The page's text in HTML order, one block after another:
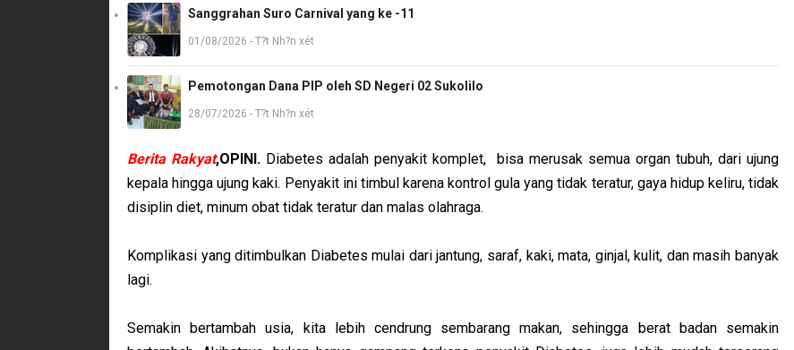
Sanggrahan Suro Carnival yang ke -11
01/08/2026 - T?t Nh?n xét
Pemotongan Dana PIP oleh SD Negeri 02 Sukolilo
28/07/2026 - T?t Nh?n xét
Berita Rakyat,OPINI. Diabetes adalah penyakit komplet, bisa merusak semua organ tubuh, dari ujung
kepala hingga ujung kaki. Penyakit ini timbul karena kontrol gula yang tidak teratur, gaya hidup keliru, tidak
disiplin diet, minum obat tidak teratur dan malas olahraga.
Komplikasi yang ditimbulkan Diabetes mulai dari jantung, saraf, kaki, mata, ginjal, kulit, dan masih banyak
lagi.
Semakin bertambah usia, kita lebih cendrung sembarang makan, sehingga berat badan semakin